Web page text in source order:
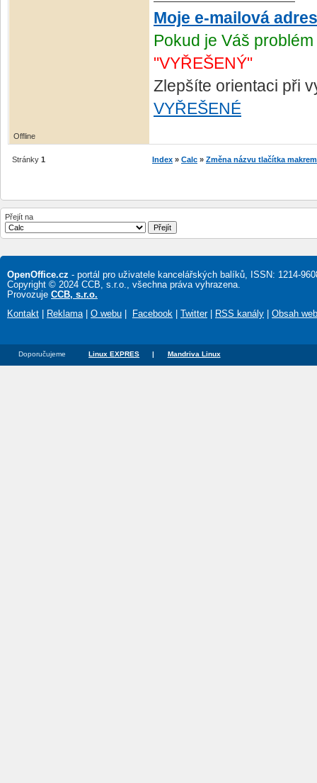
Moje e-mailová
Pokud je Váš
"VYŘEŠENÝ"
Zlepšíte orientaci při
VYŘEŠENÉ
Offline
Stránky 1 Index » Calc » Změna názvu tlačítka makrem
Přejít na
OpenOffice.cz - portál pro uživatele kancelářských balíků, ISSN: 1214-
Copyright © 2024 CCB, s.r.o., všechna práva vyhrazena.
Provozuje CCB, s.r.o.
Kontakt
Reklama| O webu Facebook Twitter| RSS kanály Obsah
Doporučujeme Linux EXPRES Mandriva Linux